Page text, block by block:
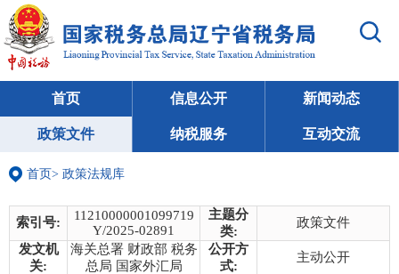
首页 信息公开 新闻动态
政策文件 纳税服务 互动交流
首页> 政策法规库
索引号:
11210000001099719
Y/2025-02891
主题分
类:
政策文件
发文机
关:
海关总署 财政部 税务
总局 国家外汇局
公开方
式:
主动公开